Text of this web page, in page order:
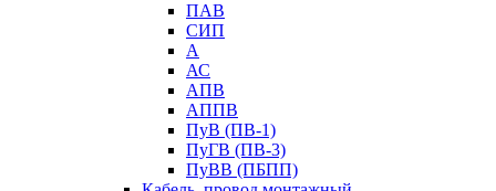
ПАВ
СИП
А
АС
АПВ
АППВ
ПуВ (ПВ-1)
ПуГВ (ПВ-3)
ПуВВ (ПБПП)